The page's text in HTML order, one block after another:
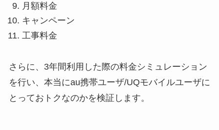
月額料金
キャンペーン
工事料金
さらに、3年間利用した際の料金シミュレーション
を行い、本当にau携帯ユーザ/UQモバイルユーザに
とっておトクなのかを検証します。